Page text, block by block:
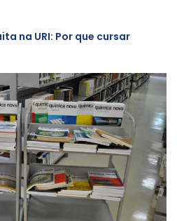
na URI: Por que cursar